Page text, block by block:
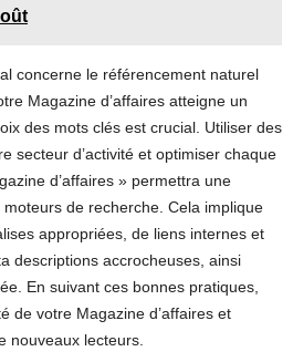
concerne le référencement naturel
Magazine d’affaires atteigne un
des mots clés est crucial. Utiliser des
secteur d’activité et optimiser chaque
d’affaires » permettra une
de recherche. Cela implique
appropriées, de liens internes et
descriptions accrocheuses, ainsi
En suivant ces bonnes pratiques,
de votre Magazine d’affaires et
nouveaux lecteurs.